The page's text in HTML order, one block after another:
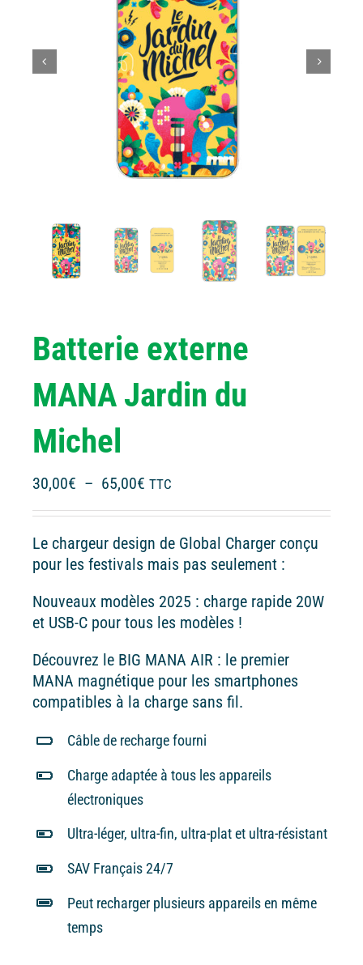
Batterie externe
MANA Jardin du
Michel
30,00€ – 65,00€ Plage
30,00€
à
TTC
Le chargeur design de Global Charger conçu
pour les festivals mais pas seulement :
Nouveaux modèles 2025 : charge rapide 20W
et USB-C pour tous les modèles !
Découvrez le BIG MANA AIR : le premier
MANA magnétique pour les smartphones
compatibles à la charge sans fil.
Câble de recharge fourni
Charge adaptée à tous les appareils
électroniques
Ultra-léger, ultra-fin, ultra-plat et ultra-résistant
SAV Français 24/7
Peut recharger plusieurs appareils en même
temps